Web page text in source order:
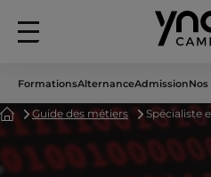
Menu
FormationsAlternanceAdmission
AccueilGuide des métiers Spécialiste